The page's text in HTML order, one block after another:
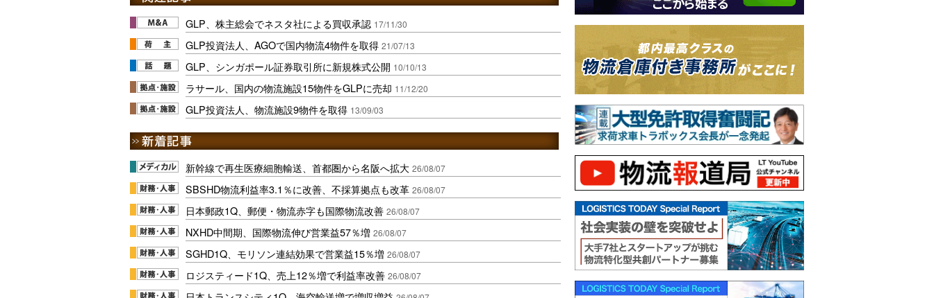
GLP、株主総会でネスタ社による買収承認 17/11/30
GLP投資法人、AGOで国内物流4物件を取得 21/07/13
GLP、シンガポール証券取引所に新規株式公開 10/10/13
ラサール、国内の物流施設15物件をGLPに売却 11/12/20
GLP投資法人、物流施設9物件を取得 13/09/03
新幹線で再生医療細胞輸送、首都圏から名阪へ拡大 26/08/07
SBSHD物流利益率3.1％に改善、不採算拠点も改革 26/08/07
日本郵政1Q、郵便・物流赤字も国際物流改善 26/08/07
NXHD中間期、国際物流伸び営業益57％増 26/08/07
SGHD1Q、モリソン連結効果で営業益15％増 26/08/07
ロジスティード1Q、売上12％増で利益率改善 26/08/07